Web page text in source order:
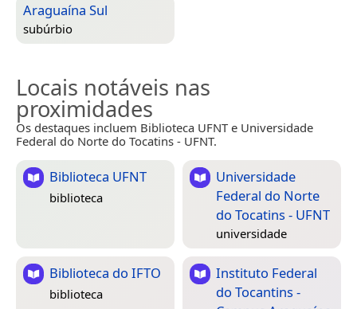
Araguaína Sul
subúrbio
Locais notáveis nas
proximidades
Os destaques incluem Biblioteca UFNT e Universidade
Federal do Norte do Tocatins - UFNT.
Biblioteca UFNT
biblioteca
Universidade
Federal do Norte
do Tocatins - UFNT
universidade
Biblioteca do IFTO
biblioteca
Instituto Federal
do Tocantins -